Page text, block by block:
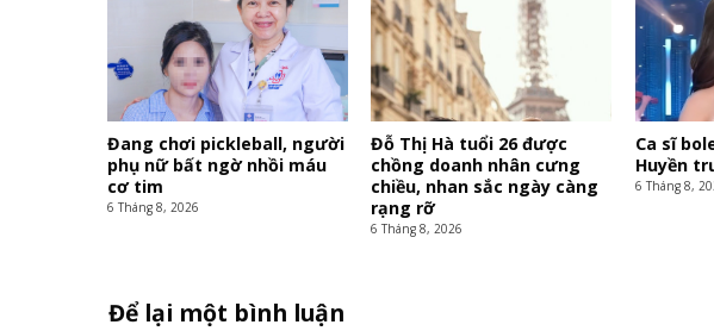
Đang chơi pickleball, người
phụ nữ bất ngờ nhồi máu
cơ tim
6 Tháng 8, 2026
Đỗ Thị Hà tuổi 26 được
chồng doanh nhân cưng
chiều, nhan sắc ngày càng
rạng rỡ
6 Tháng 8, 2026
Ca sĩ
Huyền
6 Tháng 8,
Để lại một bình luận